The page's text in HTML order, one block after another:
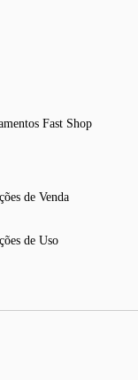
Fast Shop
de Venda
de Uso